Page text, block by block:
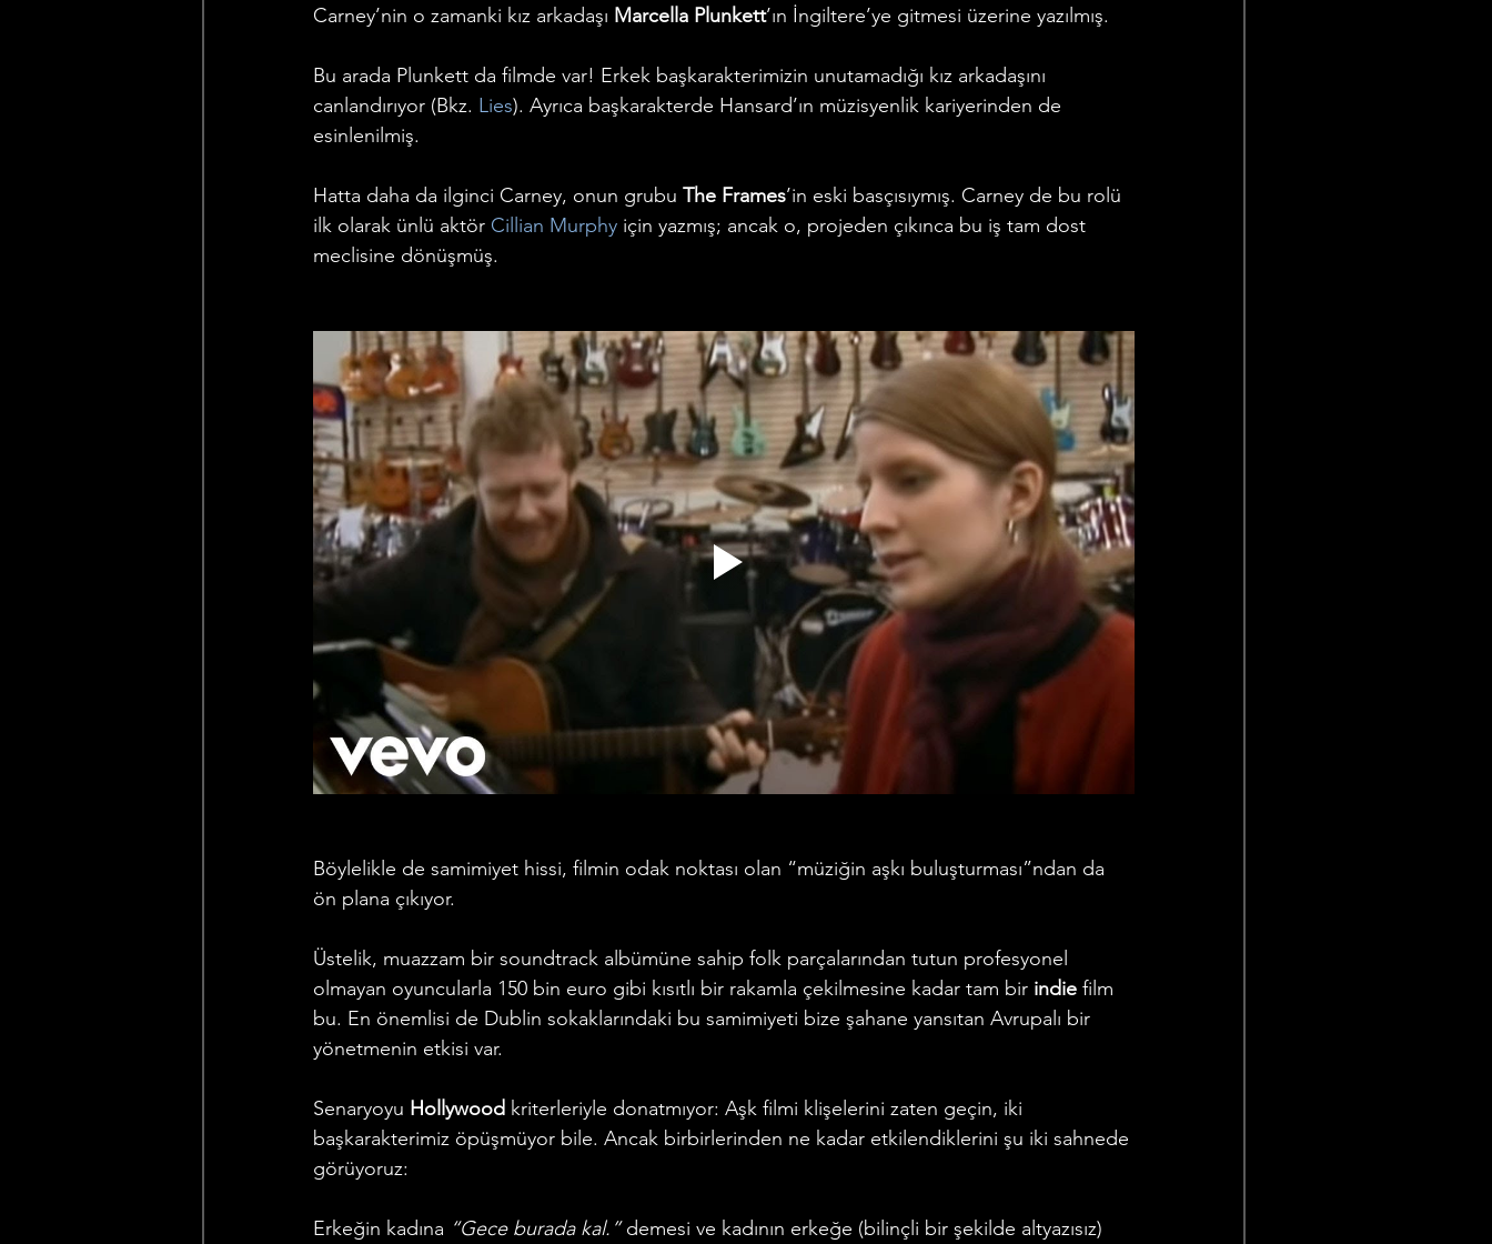
Carney’nin o zamanki kız arkadaşı Marcella Plunkett’ın İngiltere’ye gitmesi üzerine yazılmış.
Bu arada Plunkett da filmde var! Erkek başkarakterimizin unutamadığı kız arkadaşını
canlandırıyor (Bkz. Lies). Ayrıca başkarakterde Hansard’ın müzisyenlik kariyerinden de
esinlenilmiş.
Hatta daha da ilginci Carney, onun grubu The Frames’in eski basçısıymış. Carney de bu rolü
ilk olarak ünlü aktör Cillian Murphy için yazmış; ancak o, projeden çıkınca bu iş tam dost
meclisine dönüşmüş.
Böylelikle de samimiyet hissi, filmin odak noktası olan “müziğin aşkı buluşturması”ndan da
ön plana çıkıyor.
Üstelik, muazzam bir soundtrack albümüne sahip folk parçalarından tutun profesyonel
olmayan oyuncularla 150 bin euro gibi kısıtlı bir rakamla çekilmesine kadar tam bir indie film
bu. En önemlisi de Dublin sokaklarındaki bu samimiyeti bize şahane yansıtan Avrupalı bir
yönetmenin etkisi var.
Senaryoyu Hollywood kriterleriyle donatmıyor: Aşk filmi klişelerini zaten geçin, iki
başkarakterimiz öpüşmüyor bile. Ancak birbirlerinden ne kadar etkilendiklerini şu iki sahnede
görüyoruz:
Erkeğin kadına “Gece burada kal.” demesi ve kadının erkeğe (bilinçli bir şekilde altyazısız)